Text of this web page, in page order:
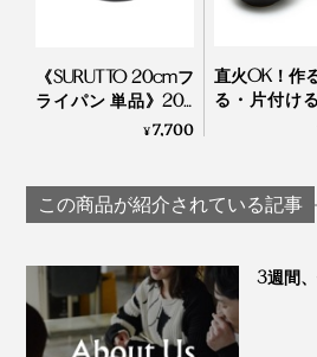
《SURUTTO 20cmフ
ライパン 単品》200
万回の耐摩耗性試験
¥7,700
直火OK！作
る・片付け
つで完結す
この商品が紹介されている記事
3週間